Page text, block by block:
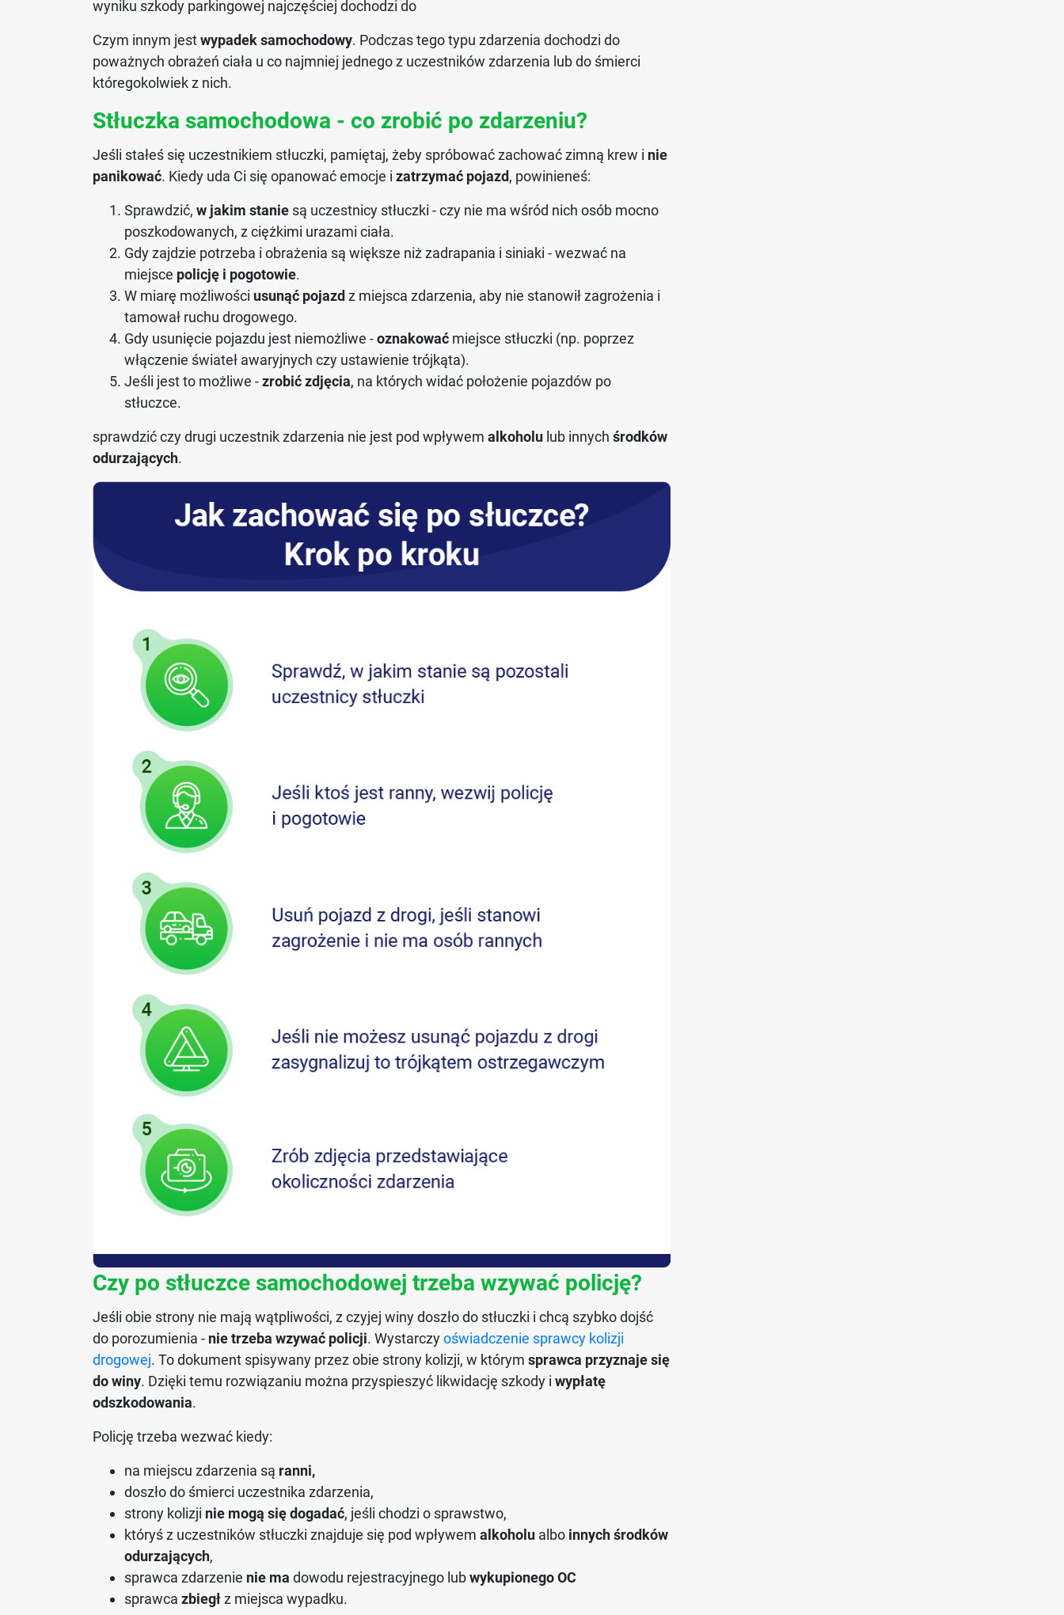
wyniku szkody parkingowej najczęściej dochodzi do
Czym innym jestwypadek samochodowy. Podczas tego typu zdarzenia dochodzi do
poważnych obrażeń ciała u co najmniej jednego z uczestników zdarzenia lub do śmierci
któregokolwiek z nich.
Stłuczka samochodowa - co zrobić po zdarzeniu?
Jeśli stałeś się uczestnikiem stłuczki, pamiętaj, żeby spróbować zachować zimną krew i nie
panikować. Kiedy uda Ci się opanować emocje i zatrzymać pojazd, powinieneś:
Sprawdzić, w jakim stanie są uczestnicy stłuczki - czy nie ma wśród nich osób mocno
poszkodowanych, z ciężkimi urazami ciała.
Gdy zajdzie potrzeba i obrażenia są większe niż zadrapania i siniaki - wezwać na
miejsce policję i pogotowie.
W miarę możliwości usunąć pojazdz miejsca zdarzenia, aby nie stanowił zagrożenia i
tamował ruchu drogowego.
Gdy usunięcie pojazdu jest niemożliwe -oznakować miejsce stłuczki (np. poprzez
włączenie świateł awaryjnych czy ustawienie trójkąta).
Jeśli jest to możliwe -zrobić zdjęcia, na których widać położenie pojazdów po
stłuczce.
sprawdzić czy drugi uczestnik zdarzenia nie jest pod wpływem alkoholu lub innych środków
odurzających.
Czy po stłuczce samochodowej trzeba wzywać policję?
Jeśli obie strony nie mają wątpliwości, z czyjej winy doszło do stłuczki i chcą szybko dojść
do porozumienia - nie trzeba wzywać policji. Wystarczyoświadczenie sprawcy kolizji
drogowej. To dokument spisywany przez obie strony kolizji, w którym sprawca przyznaje się
do winy. Dzięki temu rozwiązaniu można przyspieszyć likwidację szkody i wypłatę
odszkodowania.
Policję trzeba wezwać kiedy:
na miejscu zdarzenia są ranni,
doszło do śmierci uczestnika zdarzenia,
strony kolizji nie mogą się dogadać, jeśli chodzi o sprawstwo,
któryś z uczestników stłuczki znajduje się pod wpływem alkoholu albo innych środków
odurzających,
sprawca zdarzenie nie ma dowodu rejestracyjnego lubwykupionego OC
sprawca zbiegłz miejsca wypadku.